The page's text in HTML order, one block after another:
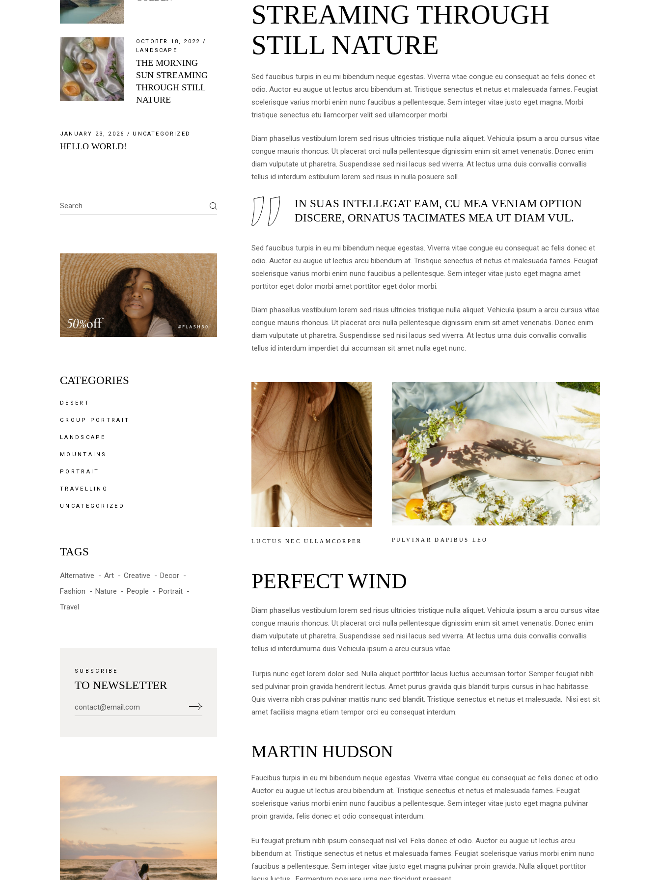
STREAMING THROUGH
STILL NATURE
Sed faucibus turpis in eu mi bibendum neque egestas. Viverra vitae congue eu consequat ac felis donec et
odio. Auctor eu augue ut lectus arcu bibendum at. Tristique senectus et netus et malesuada fames. Feugiat
scelerisque varius morbi enim nunc faucibus a pellentesque. Sem integer vitae justo eget magna. Morbi
tristique senectus etu llamcorper velit sed ullamcorper morbi.
Diam phasellus vestibulum lorem sed risus ultricies tristique nulla aliquet. Vehicula ipsum a arcu cursus vitae
congue mauris rhoncus. Ut placerat orci nulla pellentesque dignissim enim sit amet venenatis. Donec enim
diam vulputate ut pharetra. Suspendisse sed nisi lacus sed viverra. At lectus urna duis convallis convallis
tellus id interdum estibulum lorem sed risus in nulla posuere soll.
IN SUAS INTELLEGAT EAM, CU MEA VENIAM OPTION
DISCERE, ORNATUS TACIMATES MEA UT DIAM VUL.
Sed faucibus turpis in eu mi bibendum neque egestas. Viverra vitae congue eu consequat ac felis donec et
odio. Auctor eu augue ut lectus arcu bibendum at. Tristique senectus et netus et malesuada fames. Feugiat
scelerisque varius morbi enim nunc faucibus a pellentesque. Sem integer vitae justo eget magna amet
porttitor eget dolor morbi amet porttitor eget dolor morbi.
Diam phasellus vestibulum lorem sed risus ultricies tristique nulla aliquet. Vehicula ipsum a arcu cursus vitae
congue mauris rhoncus. Ut placerat orci nulla pellentesque dignissim enim sit amet venenatis. Donec enim
diam vulputate ut pharetra. Suspendisse sed nisi lacus sed viverra. At lectus urna duis convallis convallis
tellus id interdum imperdiet dui accumsan sit amet nulla eget nunc.
LUCTUS NEC ULLAMCORPER PULVINAR DAPIBUS LEO
PERFECT WIND
Diam phasellus vestibulum lorem sed risus ultricies tristique nulla aliquet. Vehicula ipsum a arcu cursus vitae
congue mauris rhoncus. Ut placerat orci nulla pellentesque dignissim enim sit amet venenatis. Donec enim
diam vulputate ut pharetra. Suspendisse sed nisi lacus sed viverra. At lectus urna duis convallis convallis
tellus id interdumurna duis Vehicula ipsum a arcu cursus vitae.
Turpis nunc eget lorem dolor sed. Nulla aliquet porttitor lacus luctus accumsan tortor. Semper feugiat nibh
sed pulvinar proin gravida hendrerit lectus. Amet purus gravida quis blandit turpis cursus in hac habitasse.
Quis viverra nibh cras pulvinar mattis nunc sed blandit. Tristique senectus et netus et malesuada. Nisi est sit
amet facilisis magna etiam tempor orci eu consequat interdum.
MARTIN HUDSON
Faucibus turpis in eu mi bibendum neque egestas. Viverra vitae congue eu consequat ac felis donec et odio.
Auctor eu augue ut lectus arcu bibendum at. Tristique senectus et netus et malesuada fames. Feugiat
scelerisque varius morbi enim nunc faucibus a pellentesque. Sem integer vitae justo eget magna pulvinar
proin gravida, felis donec et odio consequat interdum.
Eu feugiat pretium nibh ipsum consequat nisl vel. Felis donec et odio. Auctor eu augue ut lectus arcu
bibendum at. Tristique senectus et netus et malesuada fames. Feugiat scelerisque varius morbi enim nunc
faucibus a pellentesque. Sem integer vitae justo eget magna pulvinar proin gravida. Nulla aliquet porttitor
OCTOBER 18, 2022
LANDSCAPE
THE MORNING
SUN STREAMING
THROUGH STILL
NATURE
JANUARY 23, 2026 UNCATEGORIZED
HELLO WORLD!
CATEGORIES
DESERT
GROUP PORTRAIT
LANDSCAPE
MOUNTAINS
PORTRAIT
TRAVELLING
UNCATEGORIZED
TAGS
Alternative Art Creative
Decor
Fashion
Nature People
Portrait
Travel
SUBSCRIBE
TO NEWSLETTER